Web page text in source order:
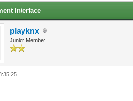
Interface
playknx
Junior Member